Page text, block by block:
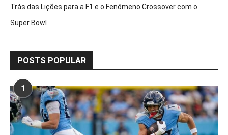
Trás das Lições para a F1 e o Fenômeno Crossover com o
Super Bowl
POSTS POPULAR
1